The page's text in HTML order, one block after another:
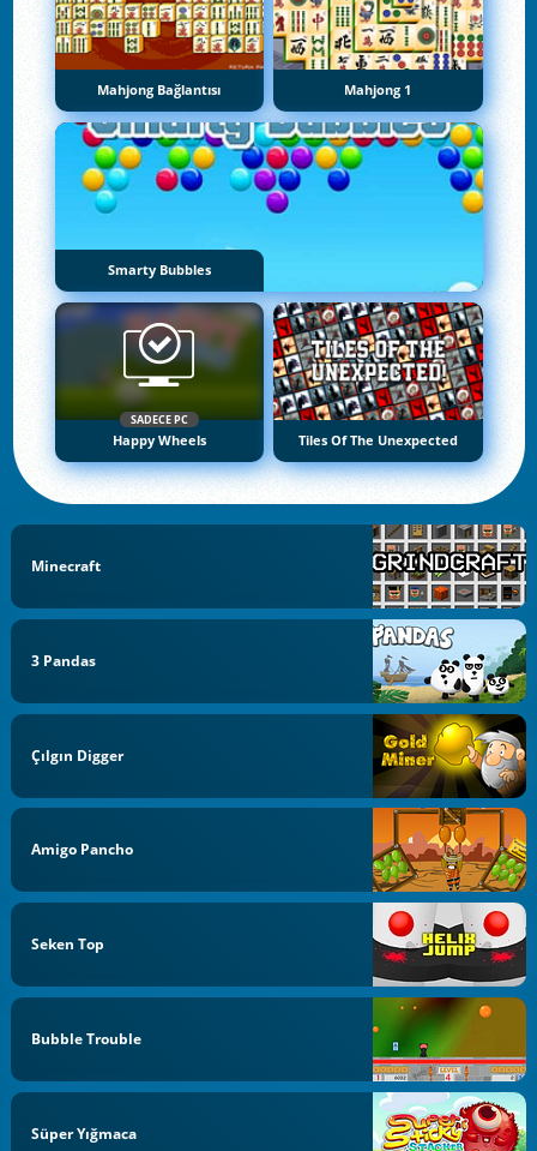
Mahjong Bağlantısı Mahjong 1
Smarty Bubbles
SADECE PC
Happy Wheels Tiles Of The Unexpected
Minecraft
3 Pandas
Çılgın Digger
Amigo Pancho
Seken Top
Bubble Trouble
Süper Yığmaca